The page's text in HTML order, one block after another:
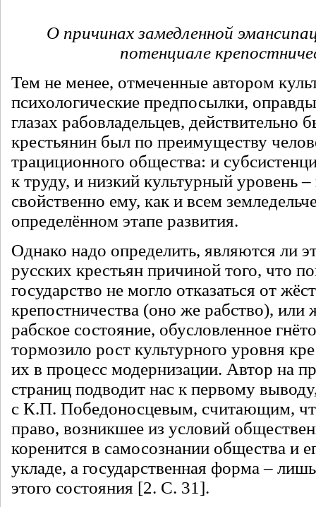
О причинах замедленной
потенциале
Тем не менее, отмеченные автором
психологические предпосылки,
глазах рабовладельцев, действительно
крестьянин был по преимуществу
трациционного общества: и
к труду, и низкий культурный уровень
свойственно ему, как и всем
определённом этапе развития.
Однако надо определить, являются ли
русских крестьян причиной того, что
государство не могло отказаться от
крепостничества (оно же рабство), или
рабское состояние, обусловленное
тормозило рост культурного уровня
их в процесс модернизации. Автор на
страниц подводит нас к первому
с К.П. Победоносцевым, считающим,
право, возникшее из условий
коренится в самосознании общества и
укладе, а государственная форма –
этого состояния [2. С. 31].